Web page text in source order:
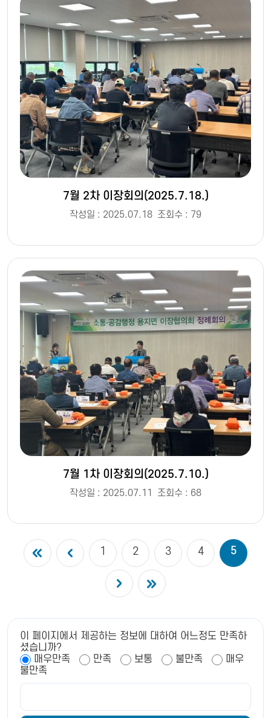
7월 2차 이장회의(2025.7.18.)
작성일 : 2025.07.18 조회수 : 79
7월 1차 이장회의(2025.7.10.)
작성일 : 2025.07.11 조회수 : 68
1 2 3 4 5
이 페이지에서 제공하는 정보에 대하여 어느정도 만족하
셨습니까?
매우만족
만족 보통 불만족
매우
불만족